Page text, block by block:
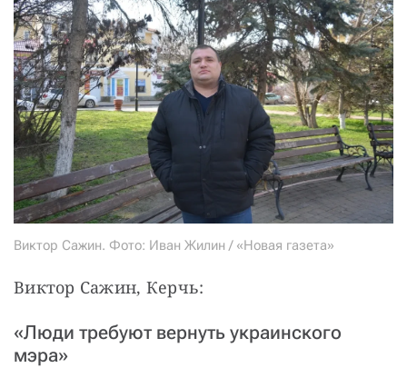
Виктор Сажин. Фото: Иван Жилин / «Новая газета»
Виктор Сажин, Керчь:
«Люди требуют вернуть украинского
мэра»